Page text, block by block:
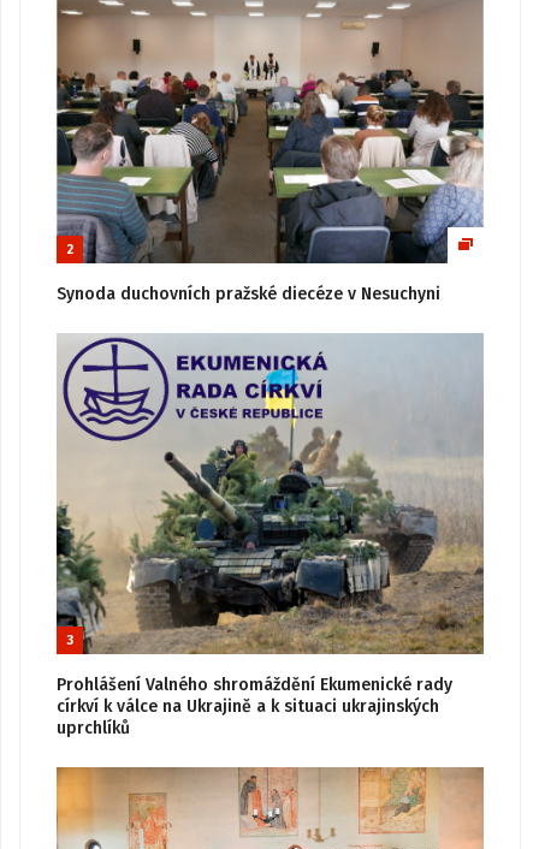
2
Synoda duchovních pražské diecéze v Nesuchyni
3
Prohlášení Valného shromáždění Ekumenické rady
církví k válce na Ukrajině a k situaci ukrajinských
uprchlíků